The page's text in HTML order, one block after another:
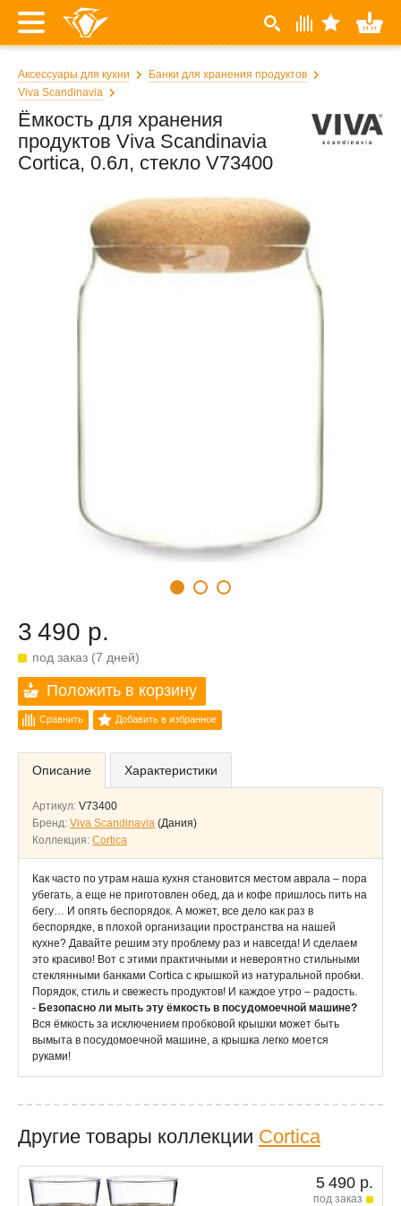
Аксессуары для кухни
Банки для хранения продуктов
Viva Scandinavia
Ёмкость для хранения
продуктов Viva Scandinavia
Cortica, 0.6л, стекло V73400
3 490 р.
под заказ (7 дней)
Положить в корзину
Сравнить Добавить в избранное
Описание Характеристики
Артикул: V73400
Бренд: Viva Scandinavia (Дания)
Коллекция: Cortica
Как часто по утрам наша кухня становится местом аврала – пора
убегать, а еще не приготовлен обед, да и кофе пришлось пить на
бегу… И опять беспорядок. А может, все дело как раз в
беспорядке, в плохой организации пространства на нашей
кухне? Давайте решим эту проблему раз и навсегда! И сделаем
это красиво! Вот с этими практичными и невероятно стильными
стеклянными банками Cortica с крышкой из натуральной пробки.
Порядок, стиль и свежесть продуктов! И каждое утро – радость.
- Безопасно ли мыть эту ёмкость в посудомоечной машине?
Вся ёмкость за исключением пробковой крышки может быть
вымыта в посудомоечной машине, а крышка легко моется
руками!
Другие товары коллекции Cortica
5 490 р.
под заказ